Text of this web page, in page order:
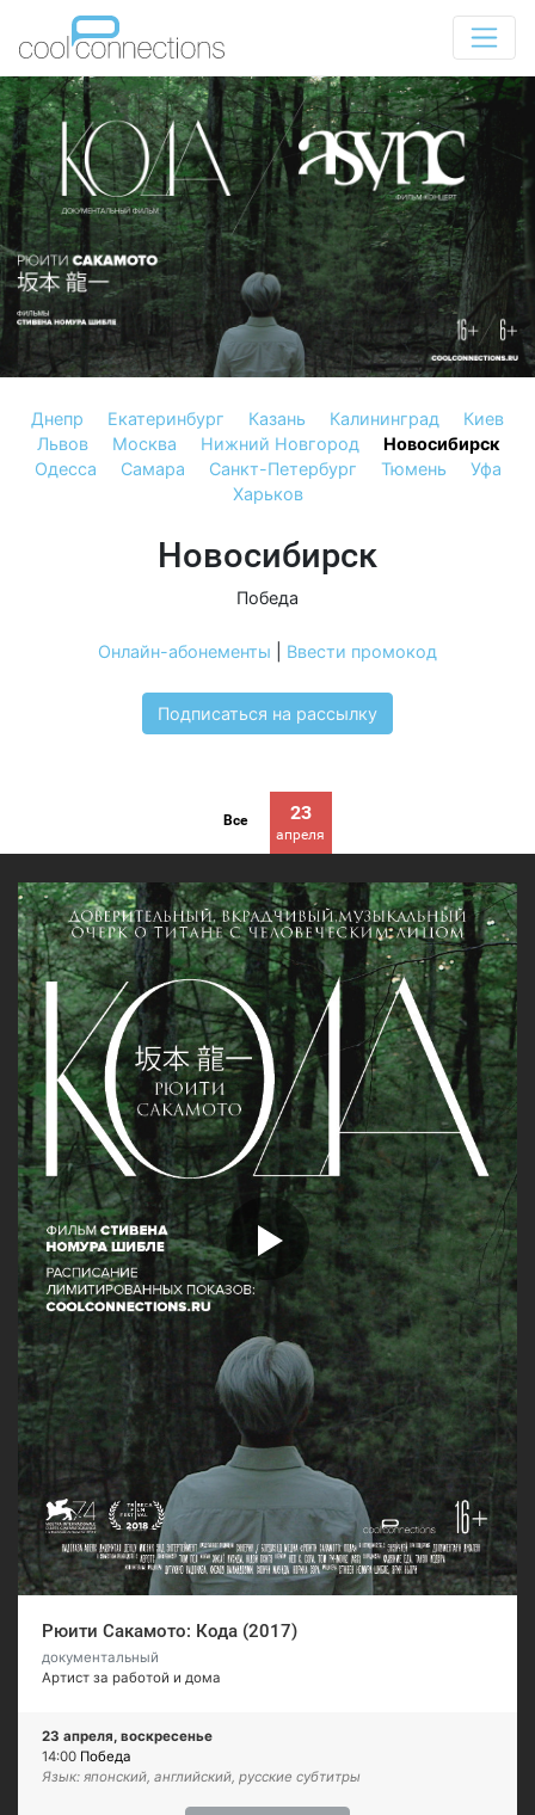
Днепр Екатеринбург Казань Калининград
Киев
Львов
Москва Нижний Новгород
Новосибирск
Одесса
Самара Санкт-Петербург Тюмень
Уфа
Харьков
Новосибирск
Победа
Онлайн-абонементы Ввести промокод
Подписаться на рассылку
Все 23
апреля
Рюити Сакамото: Кода (2017)
документальный
Артист за работой и дома
23 апреля, воскресенье
14:00 Победа
Язык: японский, английский, русские субтитры